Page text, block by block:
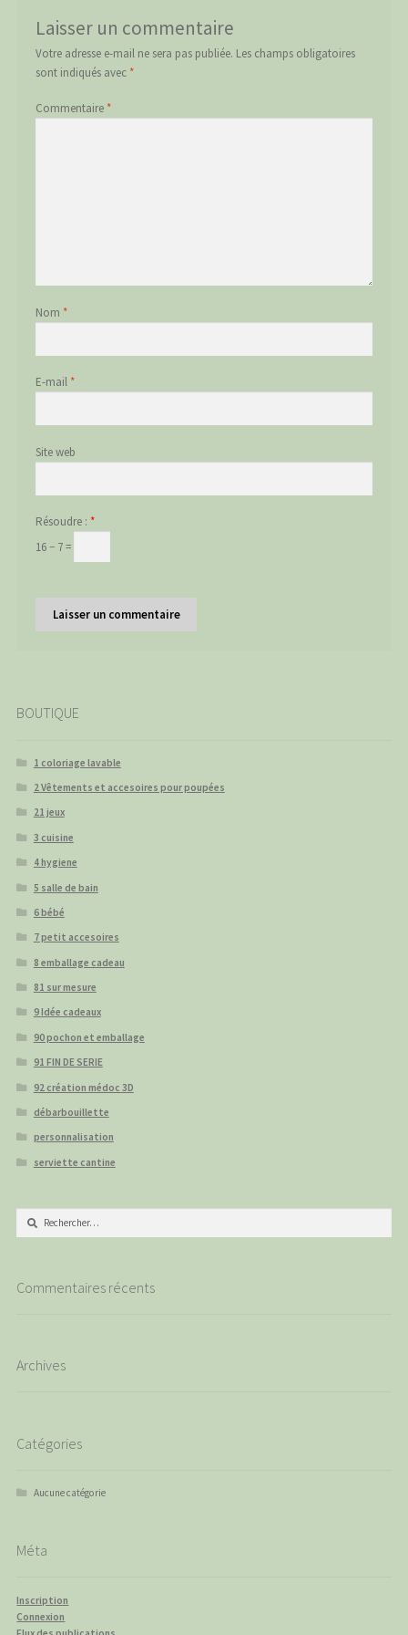
Laisser un commentaire
Votre adresse e-mail ne sera pas publiée. Les champs obligatoires
sont indiqués avec *
Commentaire *
Nom *
E-mail *
Site web
Résoudre : *
16 − 7 =
BOUTIQUE
1 coloriage lavable
2 Vêtements et accesoires pour poupées
21 jeux
3 cuisine
4 hygiene
5 salle de bain
6 bébé
7 petit accesoires
8 emballage cadeau
81 sur mesure
9 Idée cadeaux
90 pochon et emballage
91 FIN DE SERIE
92 création médoc 3D
débarbouillette
personnalisation
serviette cantine
Rechercher :
Commentaires récents
Archives
Catégories
Aucune catégorie
Méta
Inscription
Connexion